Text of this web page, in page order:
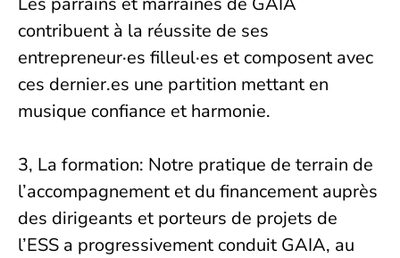
contribuent à la réussite de ses
entrepreneur·es filleul·es et composent avec
ces dernier.es une partition mettant en
musique confiance et harmonie.
3, La formation: Notre pratique de terrain de
l’accompagnement et du financement auprès
des dirigeants et porteurs de projets de
l’ESS a progressivement conduit GAIA, au